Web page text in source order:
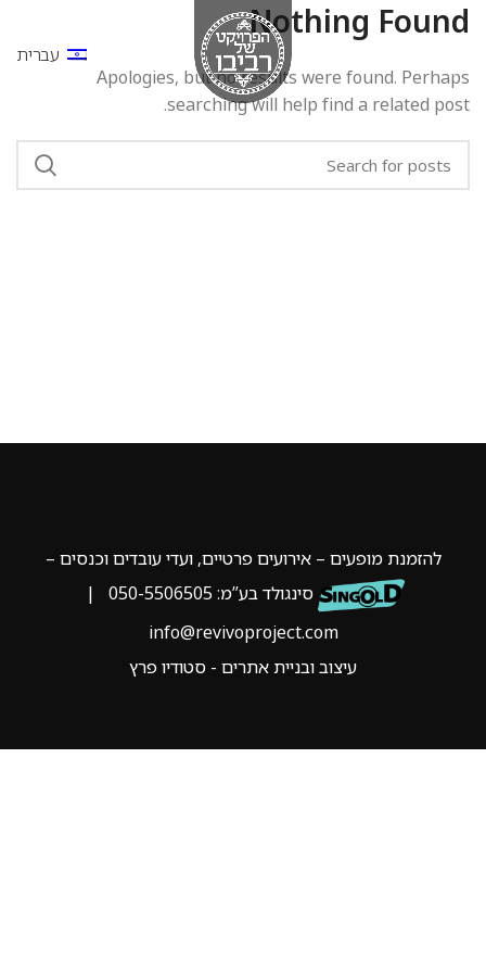
עברית
Nothing Found
Apologies, but no results were found. Perhaps
searching will help find a related post.
להזמנת מופעים – אירועים פרטיים, ועדי עובדים וכנסים –
סינגולד בע”מ:
|
info@revivoproject.com
עיצוב ובניית אתרים - סטודיו פרץ